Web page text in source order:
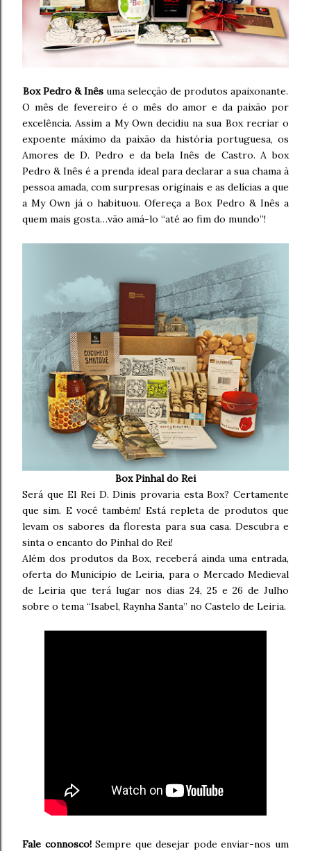
Box Pedro & Inês uma selecção de produtos apaixonante.
O mês de fevereiro é o mês do amor e da paixão por
excelência. Assim a My Own decidiu na sua Box recriar o
expoente máximo da paixão da história portuguesa, os
Amores de D. Pedro e da bela Inês de Castro. A box
Pedro & Inês é a prenda ideal para declarar a sua chama à
pessoa amada, com surpresas originais e as delícias a que
a My Own já o habituou. Ofereça a Box Pedro & Inês a
quem mais gosta…vão amá-lo “até ao fim do mundo”!
Box Pinhal do Rei
Será que El Rei D. Dinis provaria esta Box? Certamente
que sim. E você também! Está repleta de produtos que
levam os sabores da floresta para sua casa. Descubra e
sinta o encanto do Pinhal do Rei!
Além dos produtos da Box, receberá ainda uma entrada,
oferta do Município de Leiria, para o Mercado Medieval
de Leiria que terá lugar nos dias 24, 25 e 26 de Julho
sobre o tema “Isabel, Raynha Santa” no Castelo de Leiria.
Fale connosco!Sempre que desejar pode enviar-nos um